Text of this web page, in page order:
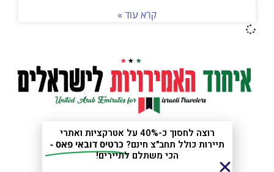
קרא עוד »
דובאי
רוצה לחסוך כ-40% על אטרקציות ואתרי
תיירות כולל תחב"צ חינם? כרטיס דובאי פאס -
הכי משתלם לתיירים!